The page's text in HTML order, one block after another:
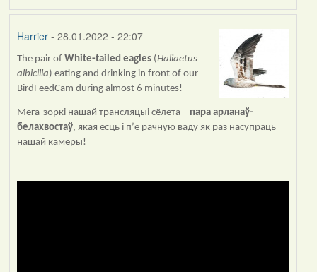
Harrier- 28.01.2022 - 22:07
The pair of White-tailed eagles(Haliaetus
albicilla) eating and drinking in front of our
BirdFeedCam during almost 6 minutes!
Мега-зоркі нашай трансляцыі сёлета – пара арланаў-
белахвостаў, якая есць і п’е рачную ваду як раз насупраць
нашай камеры!